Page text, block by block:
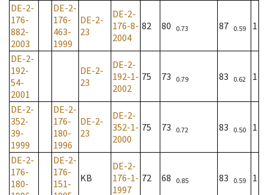
DE-2-
176-
882-
2003
DE-2-
176-
463-
1999
DE-2-
23
DE-2-
176-8-
2004
82 80 0.73 87 0.59 1
DE-2-
192-
54-
2001
DE-2-
23
DE-2-
192-1-
2002
75 73 0.79 83 0.62 1
DE-2-
352-
39-
1999
DE-2-
176-
180-
1996
DE-2-
23
DE-2-
352-1-
2000
75 73 0.72 83 0.50 1
DE-2-
176-
180-
DE-2-
176-
151-
KB
DE-2-
176-1-
1997
72 68 0.85 83 0.59 1